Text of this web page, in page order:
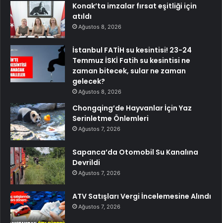
Konak’ta imzalar fırsat eşitliği için
atıldı
Ağustos 8, 2026
İstanbul FATİH su kesintisi! 23-24
Temmuz İSKİ Fatih su kesintisi ne
zaman bitecek, sular ne zaman
gelecek?
Ağustos 8, 2026
Chongqing’de Hayvanlar İçin Yaz
Serinletme Önlemleri
Ağustos 7, 2026
Sapanca’da Otomobil Su Kanalına
Devrildi
Ağustos 7, 2026
ATV Satışları Vergi İncelemesine Alındı
Ağustos 7, 2026